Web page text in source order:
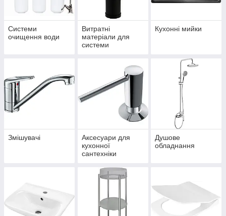
Системи
очищення води
Витратні
матеріали для
системи
Кухонні мийки
Змішувачі
Аксесуари для
кухонної
сантехніки
Душове
обладнання